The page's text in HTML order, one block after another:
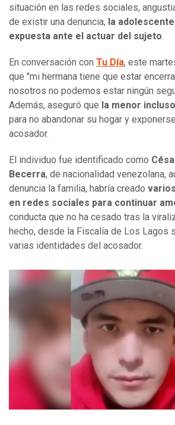
situación en las redes sociales,
de existir una denuncia, la
expuesta ante el actuar del sujeto.
En conversación con Tu Día, este
que "mi hermana tiene que estar
nosotros no podemos estar ningún
Además, aseguró que la menor
para no abandonar su hogar y
acosador.
El individuo fue identificado como
Becerra, de nacionalidad venezolana,
denuncia la familia, habría creado
en redes sociales para continuar
conducta que no ha cesado tras la
hecho, desde la Fiscalía de Los Lagos
varias identidades del acosador.